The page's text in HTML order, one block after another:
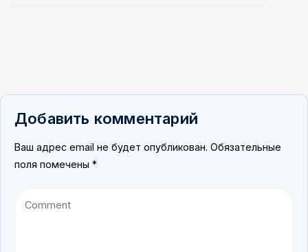
Добавить комментарий
Ваш адрес email не будет опубликован. Обязательные
поля помечены *